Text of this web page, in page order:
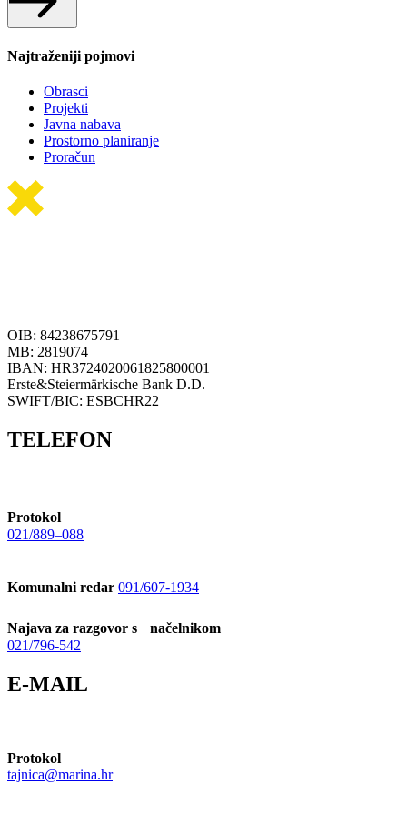
Najtraženiji pojmovi
Obrasci
Projekti
Javna nabava
Prostorno planiranje
Proračun
OIB: 84238675791
MB: 2819074
IBAN: HR3724020061825800001
Erste&Steiermärkische Bank D.D.
SWIFT/BIC: ESBCHR22
TELEFON
Protokol
021/889–088
Komunalni redar 091/607-1934
Najava za razgovor s načelnikom
021/796-542
E-MAIL
Protokol
tajnica@marina.hr